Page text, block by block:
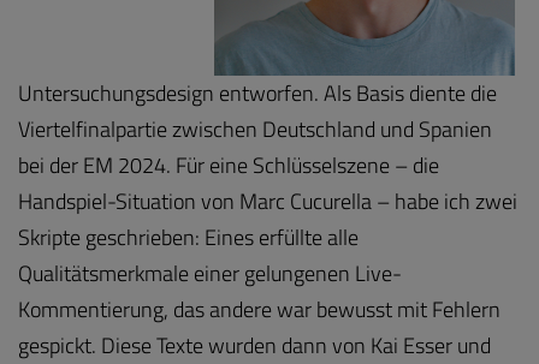
Untersuchungsdesign entworfen. Als Basis diente die
Viertelfinalpartie zwischen Deutschland und Spanien
bei der EM 2024. Für eine Schlüsselszene – die
Handspiel-Situation von Marc Cucurella – habe ich zwei
Skripte geschrieben: Eines erfüllte alle
Qualitätsmerkmale einer gelungenen Live-
Kommentierung, das andere war bewusst mit Fehlern
gespickt. Diese Texte wurden dann von Kai Esser und